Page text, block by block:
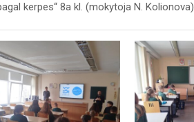
kerpes“ 8a kl. (mokytoja N. Kolionova)